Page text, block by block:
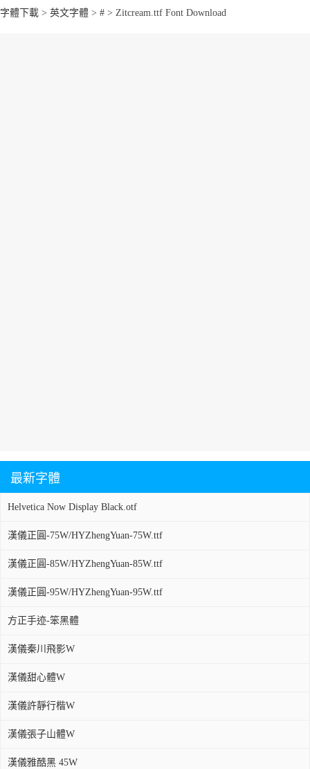
字體下載 > 英文字體 > # > Zitcream.ttf Font Download
最新字體
Helvetica Now Display Black.otf
漢儀正圓-75W/HYZhengYuan-75W.ttf
漢儀正圓-85W/HYZhengYuan-85W.ttf
漢儀正圓-95W/HYZhengYuan-95W.ttf
方正手迹-笨黑體
漢儀秦川飛影W
漢儀甜心體W
漢儀許靜行楷W
漢儀張子山體W
漢儀雅酷黑 45W